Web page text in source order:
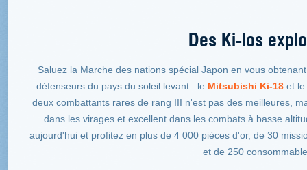
Des Ki-los
Saluez la Marche des nations spécial Japon en vous
défenseurs du pays du soleil levant : le Mitsubishi Ki-18et le
deux combattants rares de rang III n'est pas des meilleures,
dans les virages et excellent dans les combats à basse
aujourd'hui et profitez en plus de 4 000 pièces d'or, de 30
et de 250